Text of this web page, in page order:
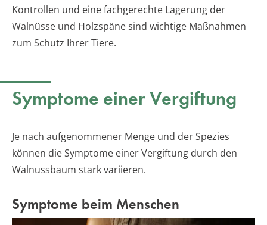
Kontrollen und eine fachgerechte Lagerung der
Walnüsse und Holzspäne sind wichtige Maßnahmen
zum Schutz Ihrer Tiere.
Symptome einer Vergiftung
Je nach aufgenommener Menge und der Spezies
können die Symptome einer Vergiftung durch den
Walnussbaum stark variieren.
Symptome beim Menschen